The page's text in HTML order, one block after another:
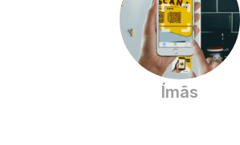
Ímãs